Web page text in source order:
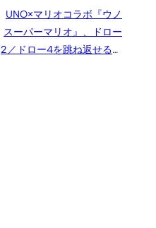
UNO×マリオコラボ『ウノ
スーパーマリオ』、ドロー
2／ドロー4を跳ね返せる特